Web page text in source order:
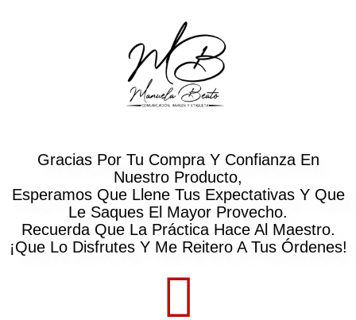
Gracias Por Tu Compra Y Confianza En
Nuestro Producto,
Esperamos Que Llene Tus Expectativas Y Que
Le Saques El Mayor Provecho.
Recuerda Que La Práctica Hace Al Maestro.
¡Que Lo Disfrutes Y Me Reitero A Tus Órdenes!